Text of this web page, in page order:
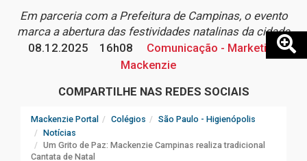
Em parceria com a Prefeitura de Campinas, o evento
marca a abertura das festividades natalinas da cidade
08.12.2025
16h08
Comunicação - Marketing
Mackenzie
COMPARTILHE NAS REDES SOCIAIS
Mackenzie Portal Colégios
São Paulo - Higienópolis
Notícias
Um Grito de Paz: Mackenzie Campinas realiza tradicional
Cantata de Natal